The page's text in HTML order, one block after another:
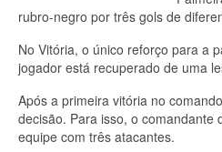
rubro-negro por três gols de
No Vitória, o único reforço para a
jogador está recuperado de uma
Após a primeira vitória no
decisão. Para isso, o comandante
equipe com três atacantes.